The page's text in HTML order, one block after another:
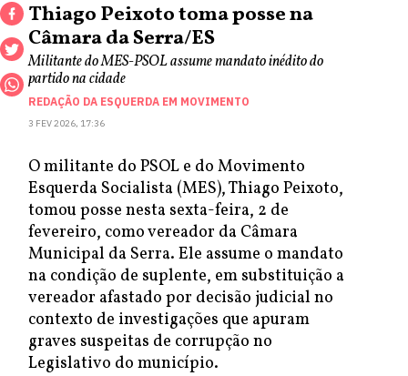
Thiago Peixoto toma posse na
Câmara da Serra/ES
Militante do MES-PSOL assume mandato inédito do
partido na cidade
REDAÇÃO DA ESQUERDA EM MOVIMENTO
3 FEV 2026, 17:36
O militante do PSOL e do Movimento
Esquerda Socialista (MES), Thiago Peixoto,
tomou posse nesta sexta-feira, 2 de
fevereiro, como vereador da Câmara
Municipal da Serra. Ele assume o mandato
na condição de suplente, em substituição a
vereador afastado por decisão judicial no
contexto de investigações que apuram
graves suspeitas de corrupção no
Legislativo do município.